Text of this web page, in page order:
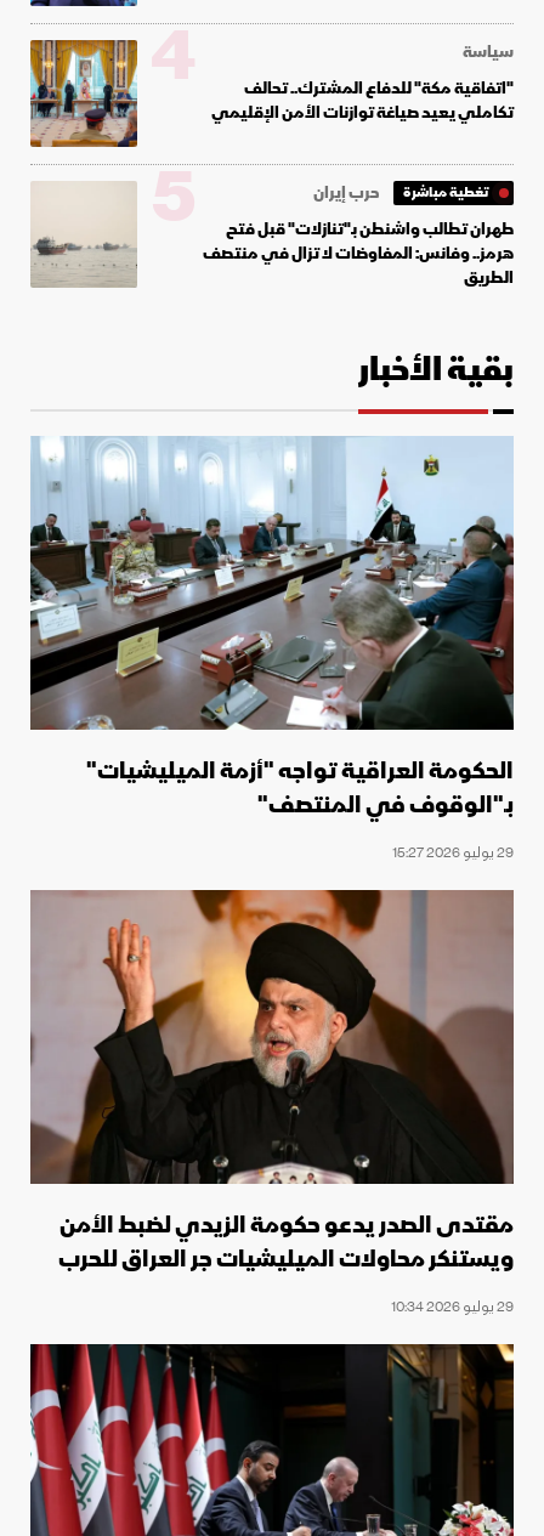
سياسة
"اتفاقية مكة" للدفاع المشترك.. تحالف
تكاملي يعيد صياغة توازنات الأمن الإقليمي 4
تغطية مباشرة
حرب إيران
طهران تطالب واشنطن بـ"تنازلات" قبل فتح
هرمز.. وفانس: المفاوضات لا تزال في منتصف
الطريق
5
بقية الأخبار
الحكومة العراقية تواجه "أزمة الميليشيات"
بـ"الوقوف في المنتصف"
29 يوليو 2026 15:27
مقتدى الصدر يدعو حكومة الزيدي لضبط الأمن
ويستنكر محاولات الميليشيات جر العراق للحرب
29 يوليو 2026 10:34